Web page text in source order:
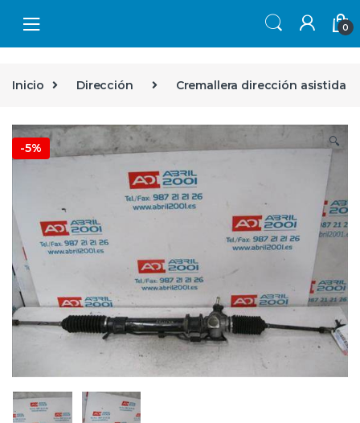
0
Inicio Dirección Cremallera dirección asistida
-5% 🔍